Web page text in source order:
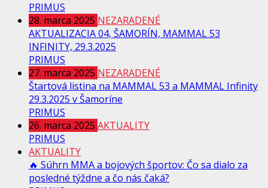
PRIMUS
28. marca 2025 NEZARADENÉ
AKTUALIZACIA 04, ŠAMORÍN, MAMMAL 53
INFINITY, 29.3.2025
PRIMUS
27. marca 2025 NEZARADENÉ
Štartová listina na MAMMAL 53 a MAMMAL Infinity
29.3.2025 v Šamoríne
PRIMUS
26. marca 2025 AKTUALITY
PRIMUS
AKTUALITY
🔥 Súhrn MMA a bojových športov: Čo sa dialo za
posledné týždne a čo nás čaká?